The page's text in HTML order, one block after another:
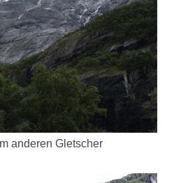
anderen Gletscher